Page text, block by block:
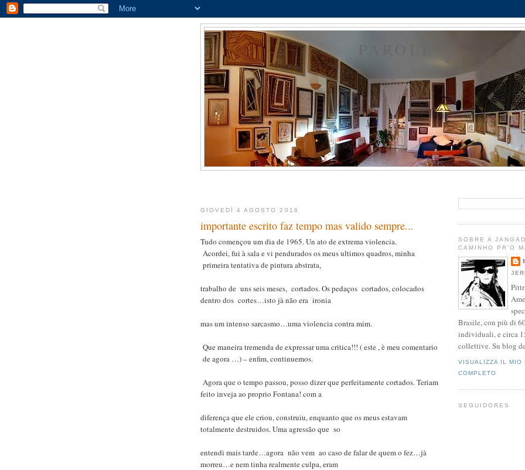
PAROLE
GIOVEDÌ 4 AGOSTO 2016
importante escrito faz tempo mas valido sempre...
Tudo començou um dia de 1965. Un ato de extrema violencia.
Acordei, fui à sala e vi pendurados os meus ultimos quadros, minha
primeira tentativa de pintura abstrata,
trabalho de uns seis meses, cortados. Os pedaços cortados, colocados
dentro dos cortes…isto jà não era ironia
mas um intenso sarcasmo…uma violencia contra mim.
Que maneira tremenda de expressar uma critica!!! ( este , è meu comentario
de agora …) – enfim, continuemos.
Agora que o tempo passou, posso dizer que perfeitamente cortados. Teriam
feito inveja ao proprio Fontana! com a
diferença que ele criou, construiu, enquanto que os meus estavam
totalmente destruidos. Uma agressão que so
entendi mais tarde…agora não vem ao caso de falar de quem o fez…jà
morreu…e nem tinha realmente culpa, eram
SOBRE A
CAMINHO PR'O
Brasile, con più di
individuali, e circa
collettive. Su blog
VISUALIZZA IL MIO
COMPLETO
SEGUIDORES